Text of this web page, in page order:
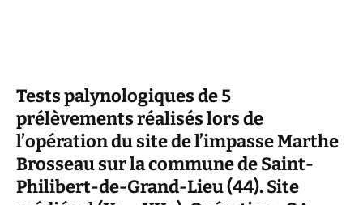
Tests palynologiques de 5
prélèvements réalisés lors de
l’opération du site de l’impasse Marthe
Brosseau sur la commune de Saint-
Philibert-de-Grand-Lieu (44). Site